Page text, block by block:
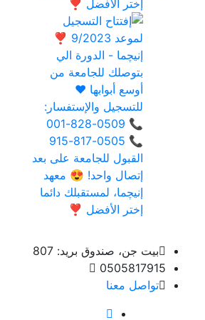
بيت جن، صندوق بريد: 807
0505817915
تواصل معنا